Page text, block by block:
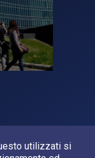
utilizzati si